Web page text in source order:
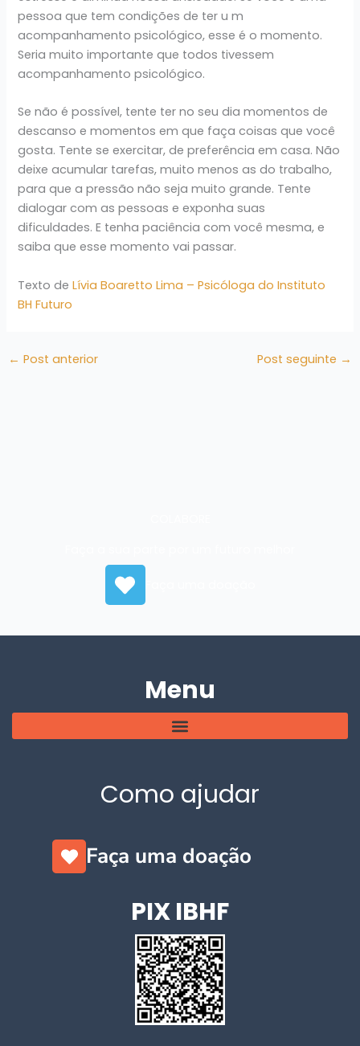
pessoa que tem condições de ter u m
acompanhamento psicológico, esse é o momento.
Seria muito importante que todos tivessem
acompanhamento psicológico.
Se não é possível, tente ter no seu dia momentos de
descanso e momentos em que faça coisas que você
gosta. Tente se exercitar, de preferência em casa. Não
deixe acumular tarefas, muito menos as do trabalho,
para que a pressão não seja muito grande. Tente
dialogar com as pessoas e exponha suas
dificuldades. E tenha paciência com você mesma, e
saiba que esse momento vai passar.
Texto deLívia Boaretto Lima – Psicóloga do Instituto
BH Futuro
← Post anterior Post seguinte →
Menu
Como ajudar
Faça uma doação
PIX IBHF